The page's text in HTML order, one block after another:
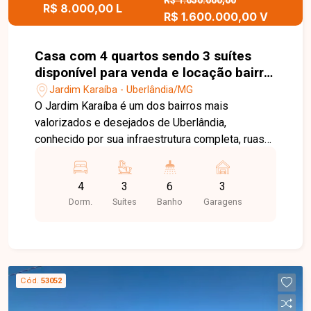
R$ 8.000,00 L
R$ 1.600.000,00 V
Casa com 4 quartos sendo 3 suítes
disponível para venda e locação bairro
Jardim Karaíba em Uberlândia-MG
Jardim Karaíba - Uberlândia/MG
O Jardim Karaíba é um dos bairros mais
valorizados e desejados de Uberlândia,
conhecido por sua infraestrutura completa, ruas
oferece fácil acesso às principais avenidas da
cidade, além de estar próxima a supermercados,
escolas, restaurantes, farmácias, academias e
sala de TV, lavabo, varanda, sala de jantar
integrada à cozinha equipada com armários,
4
Dorm.
3
Suítes
6
Banho
3
Garagens
Cód. 53052